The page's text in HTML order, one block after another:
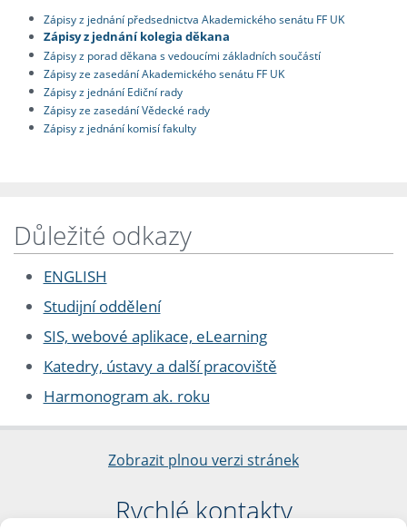
Zápisy z jednání předsednictva Akademického senátu FF UK
Zápisy z jednání kolegia děkana
Zápisy z porad děkana s vedoucími základních součástí
Zápisy ze zasedání Akademického senátu FF UK
Zápisy z jednání Ediční rady
Zápisy ze zasedání Vědecké rady
Zápisy z jednání komisí fakulty
Důležité odkazy
ENGLISH
Studijní oddělení
SIS, webové aplikace, eLearning
Katedry, ústavy a další pracoviště
Harmonogram ak. roku
Zobrazit plnou verzi stránek
Rychlé kontakty